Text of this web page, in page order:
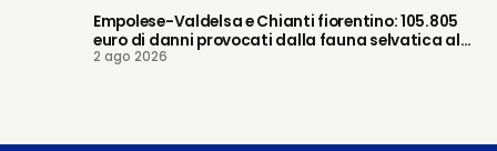
Empolese-Valdelsa e Chianti fiorentino: 105.805
euro di danni provocati dalla fauna selvatica alle
imprese agricole
2 ago 2026